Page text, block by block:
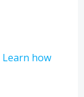
Learn how